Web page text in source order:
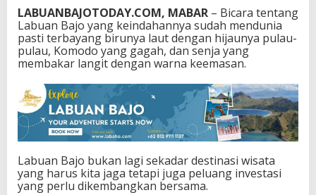
u
d
a
a
m
I
v
e
s
a
s
i
LABUANBAJOTODAY.COM, MABAR – Bicara tentang
Labuan Bajo yang keindahannya sudah mendunia
pasti terbayang birunya laut dengan hijaunya pulau-
pulau, Komodo yang gagah, dan senja yang
membakar langit dengan warna keemasan.
Labuan Bajo bukan lagi sekadar destinasi wisata
yang harus kita jaga tetapi juga peluang investasi
yang perlu dikembangkan bersama.